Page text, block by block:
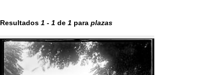
Resultados 1 - 1 de 1 para plazas